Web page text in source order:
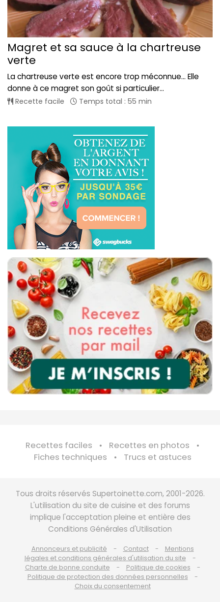
Magret et sa sauce à la chartreuse
verte
La chartreuse verte est encore trop méconnue... Elle
donne à ce magret son goût si particulier...
Recette facile Temps total : 55 min
Recettes faciles
Recettes en photos
Fiches techniques
Trucs et astuces
Tous droits réservés Supertoinette.com, 2001-2026.
L'utilisation du site de cuisine et des forums
implique l'acceptation pleine et entière des
Conditions Générales d'Utilisation
Annonceurs et publicité Contact
Mentions
légales et conditions générales d'utilisation du site
Charte de bonne conduite
Politique de cookies
Politique de protection des données personnelles
Choix du consentement